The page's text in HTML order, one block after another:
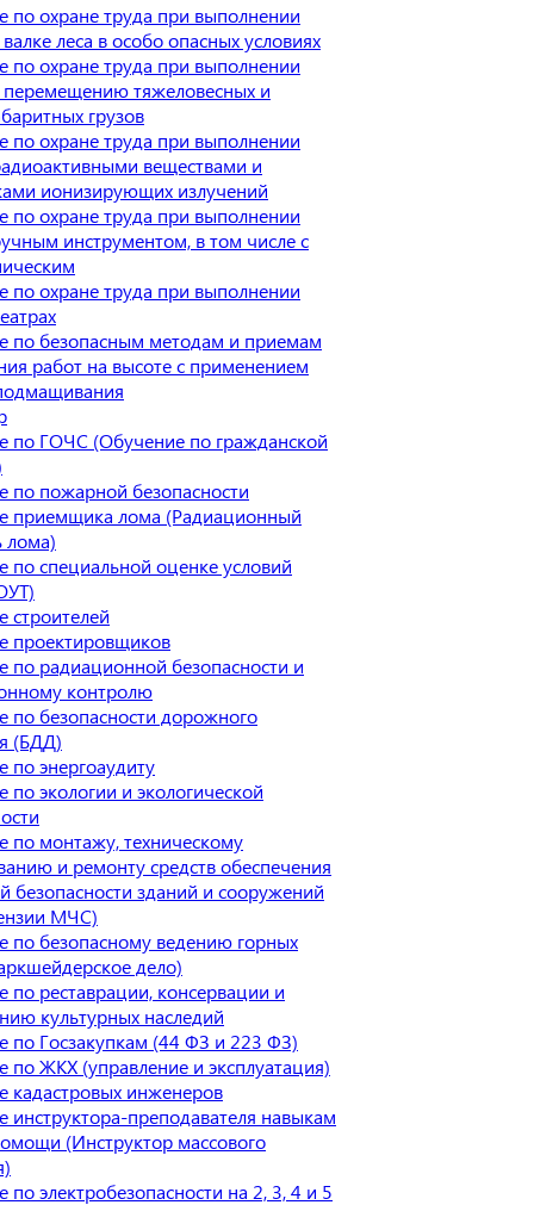
по охране труда при выполнении
леса в особо опасных условиях
по охране труда при выполнении
перемещению тяжеловесных и
грузов
по охране труда при выполнении
веществами и
ионизирующих излучений
по охране труда при выполнении
инструментом, в том числе с
по охране труда при выполнении
по безопасным методам и приемам
работ на высоте с применением
по ГОЧС (Обучение по гражданской
по пожарной безопасности
приемщика лома (Радиационный
лома)
по специальной оценке условий
строителей
проектировщиков
по радиационной безопасности и
контролю
по безопасности дорожного
(БДД)
по энергоаудиту
по экологии и экологической
по монтажу, техническому
и ремонту средств обеспечения
безопасности зданий и сооружений
МЧС)
по безопасному ведению горных
дело)
по реставрации, консервации и
культурных наследий
по Госзакупкам (44 ФЗ и 223 ФЗ)
по ЖКХ (управление и эксплуатация)
кадастровых инженеров
инструктора-преподавателя навыкам
(Инструктор массового
по электробезопасности на 2, 3, 4 и 5